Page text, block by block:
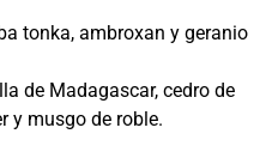
tonka, ambroxan y geranio
de Madagascar, cedro de
y musgo de roble.